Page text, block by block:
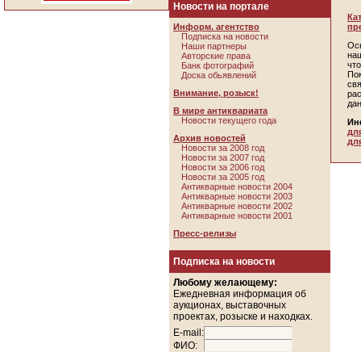
Новости на портале
Информ. агентство
Подписка на новости
Наши партнеры
Авторские права
Банк фотографий
Доска обьявлений
Внимание, розыск!
В мире антиквариата
Новости текущего года
Архив новостей
Новости за 2008 год
Новости за 2007 год
Новости за 2006 год
Новости за 2005 год
Антикварные новости 2004
Антикварные новости 2003
Антикварные новости 2002
Антикварные новости 2001
Пресс-релизы
Подписка на новости
Любому желающему:
Ежедневная информация об
аукционах, выставочных
проектах, розыске и находках.
E-mail:
ФИО: